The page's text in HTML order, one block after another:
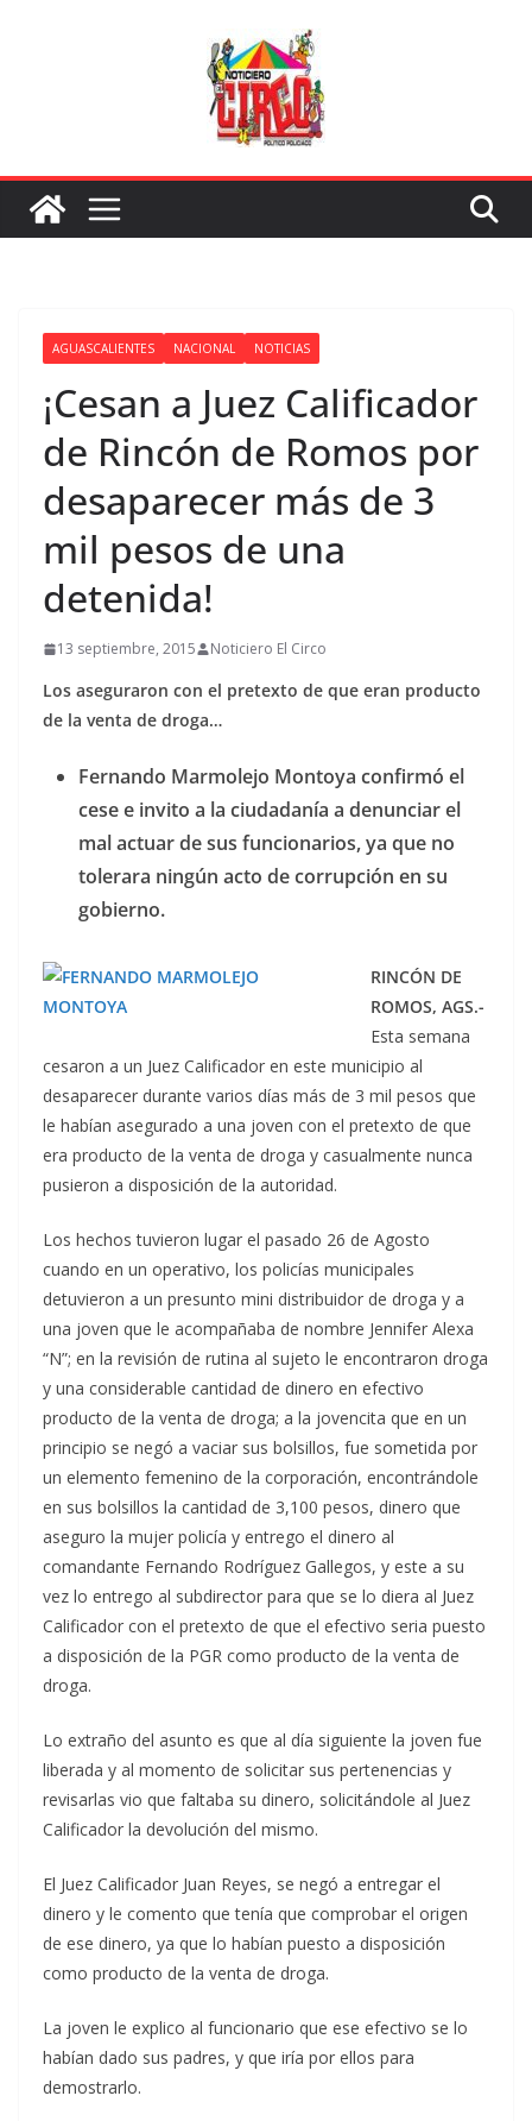
AGUASCALIENTES NACIONAL NOTICIAS
¡Cesan a Juez Calificador
de Rincón de Romos por
desaparecer más de 3
mil pesos de una
detenida!
13 septiembre, 2015 Noticiero El Circo
Los aseguraron con el pretexto de que eran producto
de la venta de droga…
Fernando Marmolejo Montoya confirmó el
cese e invito a la ciudadanía a denunciar el
mal actuar de sus funcionarios, ya que no
tolerara ningún acto de corrupción en su
gobierno.
RINCÓN DE
ROMOS, AGS.-
Esta semana
cesaron a un Juez Calificador en este municipio al
desaparecer durante varios días más de 3 mil pesos que
le habían asegurado a una joven con el pretexto de que
era producto de la venta de droga y casualmente nunca
pusieron a disposición de la autoridad.
Los hechos tuvieron lugar el pasado 26 de Agosto
cuando en un operativo, los policías municipales
detuvieron a un presunto mini distribuidor de droga y a
una joven que le acompañaba de nombre Jennifer Alexa
“N”; en la revisión de rutina al sujeto le encontraron droga
y una considerable cantidad de dinero en efectivo
producto de la venta de droga; a la jovencita que en un
principio se negó a vaciar sus bolsillos, fue sometida por
un elemento femenino de la corporación, encontrándole
en sus bolsillos la cantidad de 3,100 pesos, dinero que
aseguro la mujer policía y entrego el dinero al
comandante Fernando Rodríguez Gallegos, y este a su
vez lo entrego al subdirector para que se lo diera al Juez
Calificador con el pretexto de que el efectivo seria puesto
a disposición de la PGR como producto de la venta de
droga.
Lo extraño del asunto es que al día siguiente la joven fue
liberada y al momento de solicitar sus pertenencias y
revisarlas vio que faltaba su dinero, solicitándole al Juez
Calificador la devolución del mismo.
El Juez Calificador Juan Reyes, se negó a entregar el
dinero y le comento que tenía que comprobar el origen
de ese dinero, ya que lo habían puesto a disposición
como producto de la venta de droga.
La joven le explico al funcionario que ese efectivo se lo
habían dado sus padres, y que iría por ellos para
demostrarlo.